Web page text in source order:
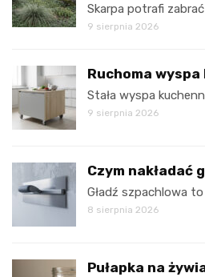
Skarpa potrafi
9 sierpnia 2026
Ruchoma
Stała wyspa
9 sierpnia 2026
Czym nakładać
Gładź szpachlowa
8 sierpnia 2026
Pułapka na